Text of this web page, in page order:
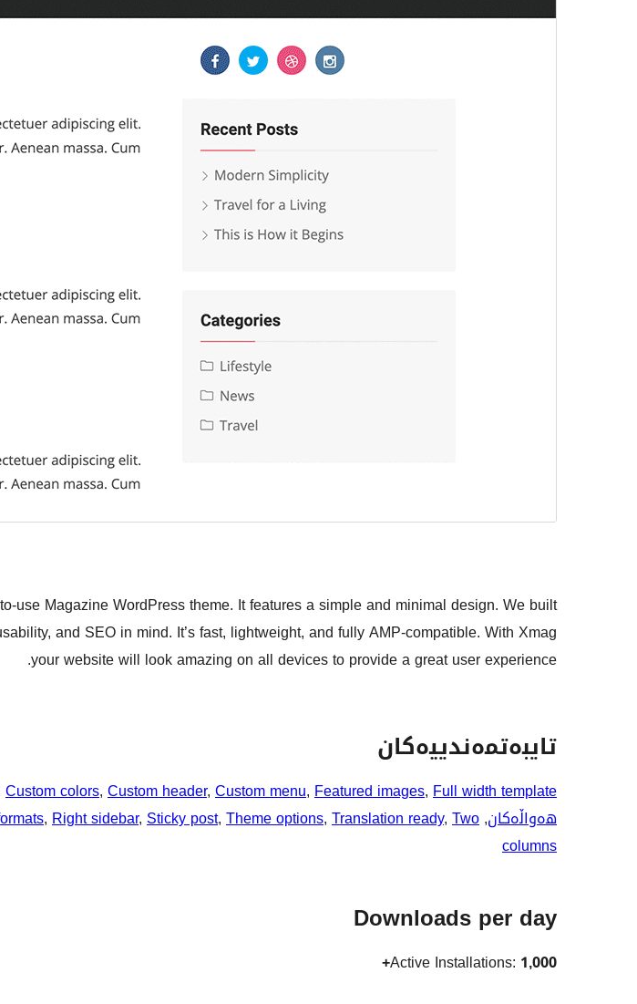
use Magazine WordPress theme. It features a simple and minimal design. We built
and SEO in mind. It’s fast, lightweight, and fully AMP-compatible. With Xmag
your website will look amazing on all devices to provide a great user experience.
تایبەتمەندییەکان
Custom colors, Custom header, Custom menu, Featured images, Full width template
هەواڵەکان,
, Right sidebar, Sticky post, Theme options, Translation ready, Two
columns
Downloads per day
Active Installations: 1,000+